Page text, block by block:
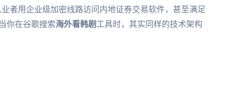
者用企业级加密线路访问内地证券交易软件，甚至满足
你在谷歌搜索海外看韩剧 工具时，其实同样的技术架构